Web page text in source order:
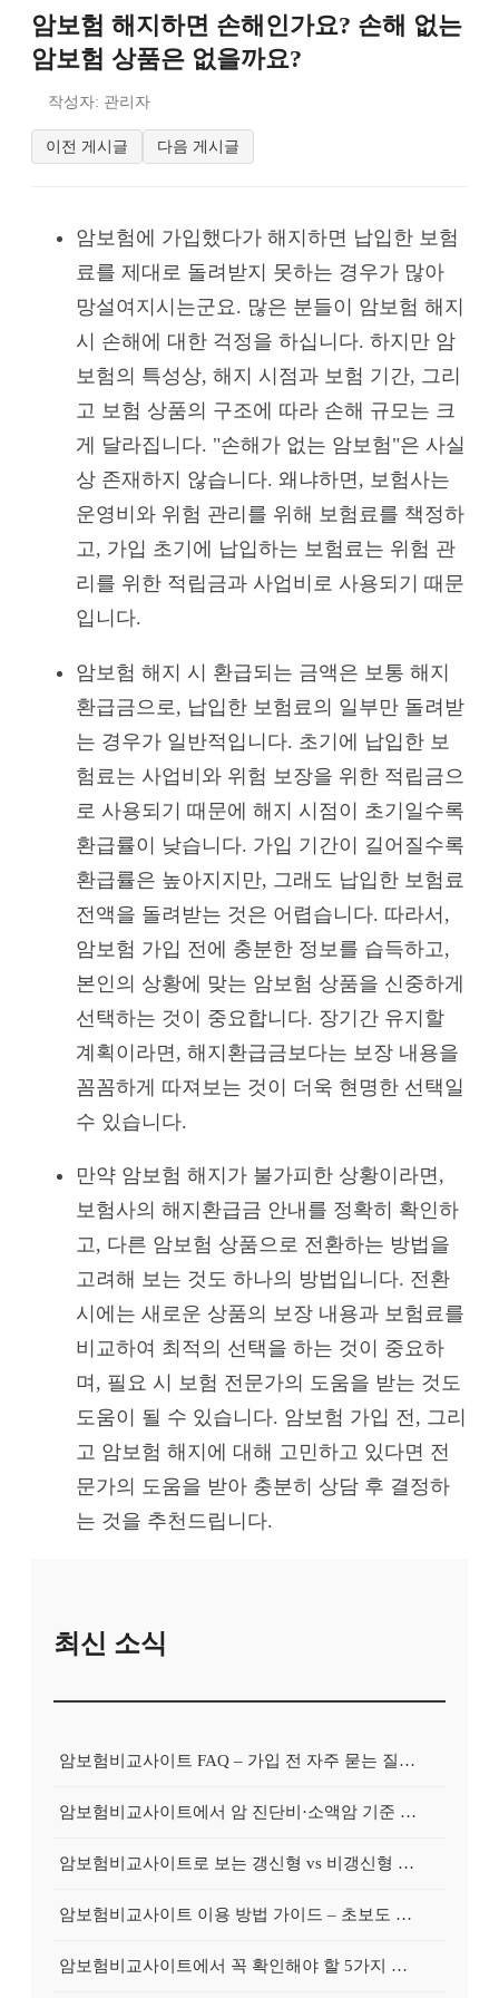
암보험 해지하면 손해인가요? 손해 없는
암보험 상품은 없을까요?
작성자: 관리자
이전 게시글 다음 게시글
암보험에 가입했다가 해지하면 납입한 보험
료를 제대로 돌려받지 못하는 경우가 많아
망설여지시는군요. 많은 분들이 암보험 해지
시 손해에 대한 걱정을 하십니다. 하지만 암
보험의 특성상, 해지 시점과 보험 기간, 그리
고 보험 상품의 구조에 따라 손해 규모는 크
게 달라집니다. "손해가 없는 암보험"은 사실
상 존재하지 않습니다. 왜냐하면, 보험사는
운영비와 위험 관리를 위해 보험료를 책정하
고, 가입 초기에 납입하는 보험료는 위험 관
리를 위한 적립금과 사업비로 사용되기 때문
입니다.
암보험 해지 시 환급되는 금액은 보통 해지
환급금으로, 납입한 보험료의 일부만 돌려받
는 경우가 일반적입니다. 초기에 납입한 보
험료는 사업비와 위험 보장을 위한 적립금으
로 사용되기 때문에 해지 시점이 초기일수록
환급률이 낮습니다. 가입 기간이 길어질수록
환급률은 높아지지만, 그래도 납입한 보험료
전액을 돌려받는 것은 어렵습니다. 따라서,
암보험 가입 전에 충분한 정보를 습득하고,
본인의 상황에 맞는 암보험 상품을 신중하게
선택하는 것이 중요합니다. 장기간 유지할
계획이라면, 해지환급금보다는 보장 내용을
꼼꼼하게 따져보는 것이 더욱 현명한 선택일
수 있습니다.
만약 암보험 해지가 불가피한 상황이라면,
보험사의 해지환급금 안내를 정확히 확인하
고, 다른 암보험 상품으로 전환하는 방법을
고려해 보는 것도 하나의 방법입니다. 전환
시에는 새로운 상품의 보장 내용과 보험료를
비교하여 최적의 선택을 하는 것이 중요하
며, 필요 시 보험 전문가의 도움을 받는 것도
도움이 될 수 있습니다. 암보험 가입 전, 그리
고 암보험 해지에 대해 고민하고 있다면 전
문가의 도움을 받아 충분히 상담 후 결정하
는 것을 추천드립니다.
최신 소식
암보험비교사이트 FAQ – 가입 전 자주 묻는 질문 정리
암보험비교사이트에서 암 진단비·소액암 기준 제대로 비교하기
암보험비교사이트로 보는 갱신형 vs 비갱신형 암보험 차이
암보험비교사이트 이용 방법 가이드 – 초보도 쉽게 비교하는 순서
암보험비교사이트에서 꼭 확인해야 할 5가지 비교 포인트